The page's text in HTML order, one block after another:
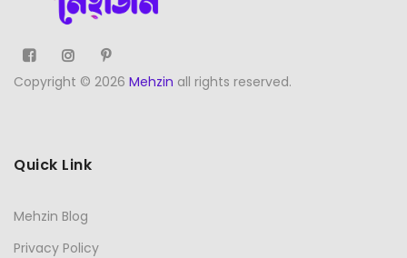
Copyright © 2026 Mehzin all rights reserved.
Quick Link
Mehzin Blog
Privacy Policy